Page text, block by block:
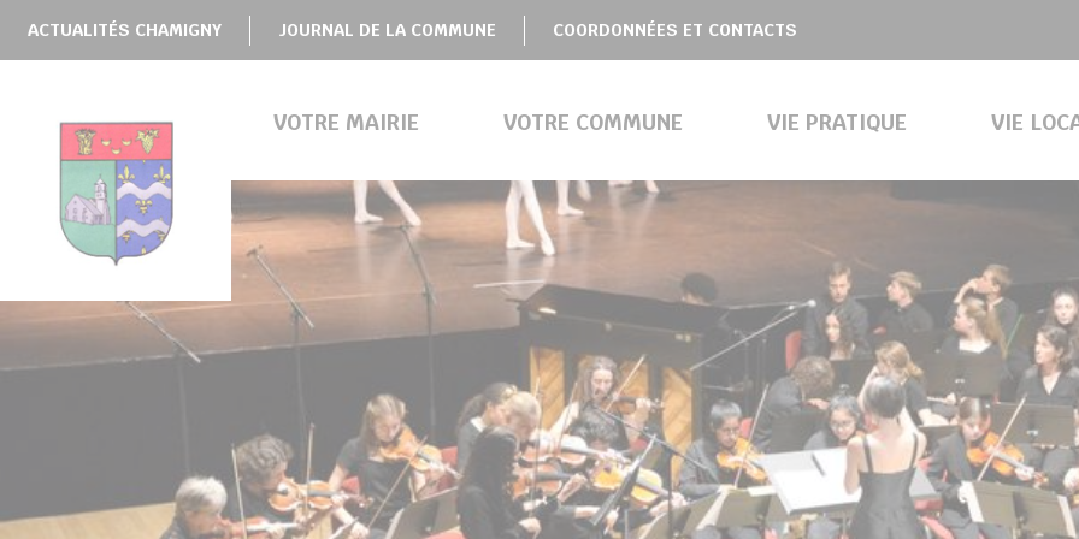
( VOTRE MAIRIE )
( VOTRE COMMUNE )
( VIE PRATIQUE )
ACTUALITÉS CHAMIGNY JOURNAL DE LA COMMUNE COORDONNÉES ET CONTACTS
VOTRE MAIRIE VOTRE COMMUNE VIE PRATIQUE VIE
Panneau de gestion des cookies